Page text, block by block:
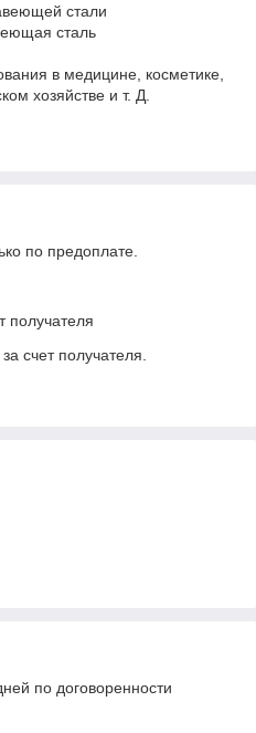
стали
сталь
в медицине, косметике,
хозяйстве и т. Д.
по предоплате.
получателя
счет получателя.
по договоренности